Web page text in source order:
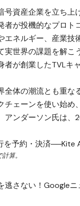
号資産企業を立ち
者が投機的なプロト
エネルギー、産業
実世界の課題を解
者が創業したTVLキ
全体の潮流とも重な
チェーンを使い始
アンダーソン氏は、
を予約・決済──Kite
算。
逃さない！Googleニ